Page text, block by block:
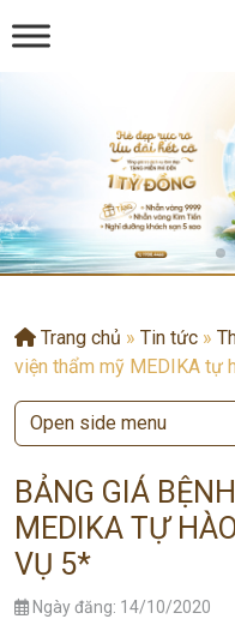
Trang chủ » Tin tức »
viện thẩm mỹ MEDIKA tự
BẢNG GIÁ
MEDIKA TỰ
VỤ 5*
Ngày đăng: 14/10/2020
Open side menu